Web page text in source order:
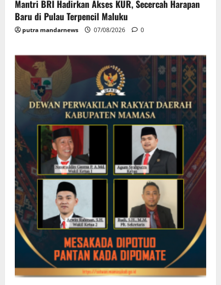
Mantri BRI Hadirkan Akses KUR, Secercah Harapan
Baru di Pulau Terpencil Maluku
putra mandarnews 07/08/2026 0